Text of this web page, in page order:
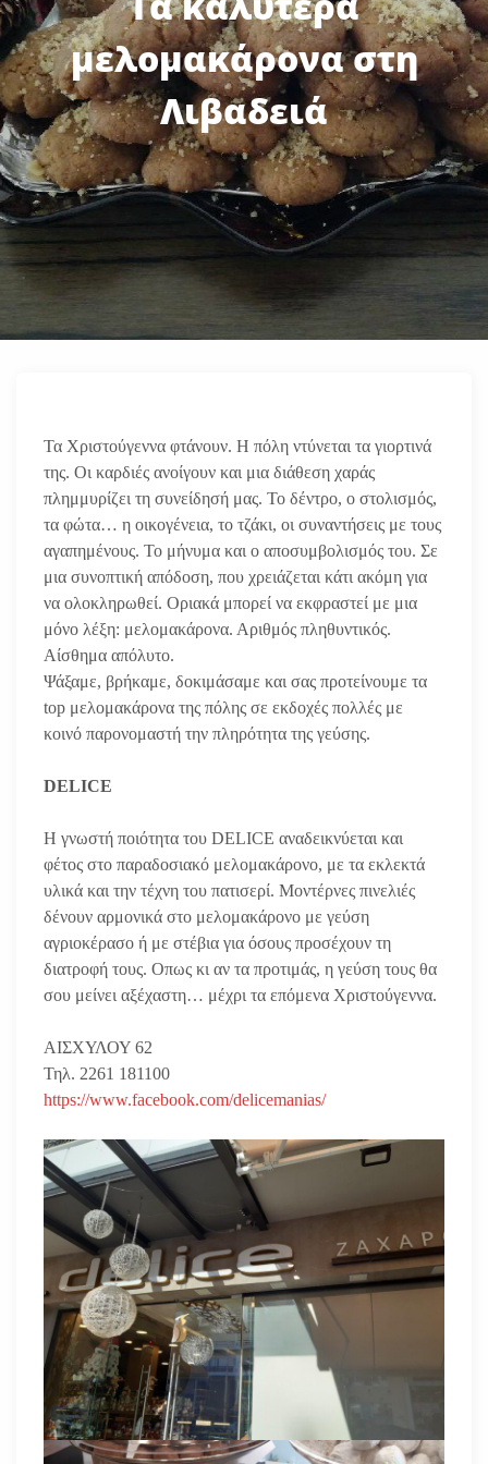
μελομακάρονα στη
Λιβαδειά
Τα Χριστούγεννα φτάνουν. Η πόλη ντύνεται τα γιορτινά
της. Οι καρδιές ανοίγουν και μια διάθεση χαράς
πλημμυρίζει τη συνείδησή μας. Το δέντρο, ο στολισμός,
τα φώτα… η οικογένεια, το τζάκι, οι συναντήσεις με τους
αγαπημένους. Το μήνυμα και ο αποσυμβολισμός του. Σε
μια συνοπτική απόδοση, που χρειάζεται κάτι ακόμη για
να ολοκληρωθεί. Οριακά μπορεί να εκφραστεί με μια
μόνο λέξη: μελομακάρονα. Αριθμός πληθυντικός.
Αίσθημα απόλυτο.
Ψάξαμε, βρήκαμε, δοκιμάσαμε και σας προτείνουμε τα
top μελομακάρονα της πόλης σε εκδοχές πολλές με
κοινό παρονομαστή την πληρότητα της γεύσης.
DELICE
Η γνωστή ποιότητα του DELICE αναδεικνύεται και
φέτος στο παραδοσιακό μελομακάρονο, με τα εκλεκτά
υλικά και την τέχνη του πατισερί. Μοντέρνες πινελιές
δένουν αρμονικά στο μελομακάρονο με γεύση
αγριοκέρασο ή με στέβια για όσους προσέχουν τη
διατροφή τους. Οπως κι αν τα προτιμάς, η γεύση τους θα
σου μείνει αξέχαστη… μέχρι τα επόμενα Χριστούγεννα.
ΑΙΣΧΥΛΟΥ 62
Τηλ. 2261 181100
https://www.facebook.com/delicemanias/